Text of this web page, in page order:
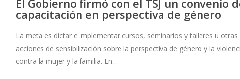
El Gobierno firmó con el TSJ un convenio
capacitación en perspectiva de género
La meta es dictar e implementar cursos, seminarios y talleres u otras
acciones de sensibilización sobre la perspectiva de género y la
contra la mujer y la familia. En…